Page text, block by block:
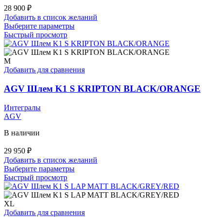
28 900 ₽
Добавить в список желаний
Выберите параметрыЭтот
имеет
несколько
Опции
выбрать
на
Быстрый просмотр
M
Добавить для сравнения
AGV Шлем K1 S KRIPTON BLACK/ORANGE
Интегралы
AGV
В наличии
29 950 ₽
Добавить в список желаний
Выберите параметрыЭтот
имеет
несколько
Опции
Быстрый просмотр
XL
Добавить для сравнения